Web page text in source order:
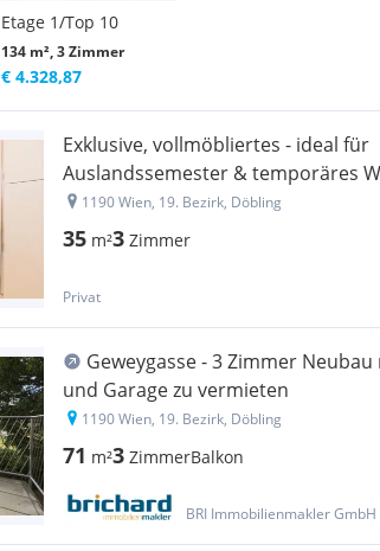
Etage 1/Top 10
134 m², 3 Zimmer
€ 4.328,87
Exklusive, vollmöbliertes - ideal für
Auslandssemester & temporäres
befristet im 19. Bezirk
1190 Wien, 19. Bezirk, Döbling
35 m²3 Zimmer
Privat
Geweygasse - 3 Zimmer
und Garage zu vermieten
1190 Wien, 19. Bezirk, Döbling
71 m²3 ZimmerBalkon
BRI Immobilienmakler GmbH